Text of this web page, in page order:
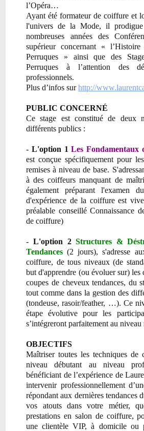
l’Opéra…
Ayant été formateur de coiffure et
l'univers de la Mode, il prodigue
nombreuses années des
supérieur concernant «
Perruques » ainsi que des
Perruques à l’attention des
professionnels.
Plus d’infos surhttp://
PUBLIC CONCERNÉ
Ce stage est constitué de deux
différents publics :
- L'option 1Les Fondamentaux
est conçue spécifiquement pour
remises à niveau de base.
à des coiffeurs manquant de
également préparant l'examen
d'expérience de la coiffure est
préalable conseillé Connaissance
de coiffure)
- L'option 2Structures &
Tendances (2 jours), s'adresse
coiffure, de tous niveaux (de
but d'apprendre (ou évoluer sur) les
coupes de cheveux tendances, du
tout comme dans la gestion des
(tondeuse, rasoir/feather, …). Ce
étape évolutive pour les
s’intégreront parfaitement au niveau
OBJECTIFS
Maîtriser toutes les techniques de
niveau débutant au niveau
bénéficiant de l’expérience de
intervenir professionnellement
répondant aux dernières tendances
vos atouts dans votre métier,
prestations en salon de coiffure,
une clientèle VIP, à domicile ou